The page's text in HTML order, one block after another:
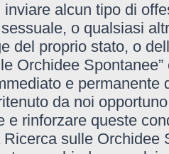
alcun tipo di
o qualsiasi
del proprio stato, o
Orchidee
e
da noi
e rinforzare queste
sulle Orchidee